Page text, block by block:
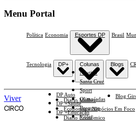
Menu Portal
Política Economia Esportes DP
Náutico
Santa Cruz
Sport
Olimpíadas
Basquete
Vôlei
Brasil
Tecnologia DP+
DP Auto
DP +Saúde
DP +Educação
Colunas
Diario Mulher
Economia e Negócios Em Foco
Diario Econômico
Blogs
Blog
Viver
CIRCO